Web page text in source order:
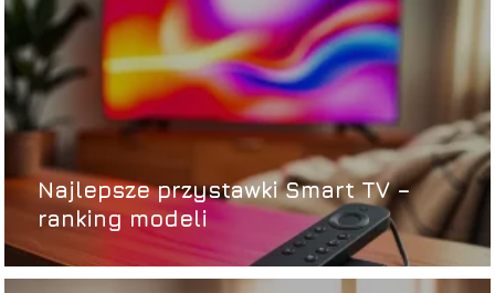
Najlepsze przystawki Smart TV –
ranking modeli